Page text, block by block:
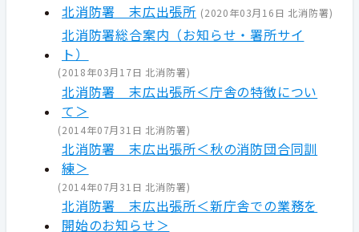
北消防署 末広出張所 (2020年03月16日 北消防署)
北消防署総合案内（お知らせ・署所サイ
ト）
(2018年03月17日 北消防署)
北消防署 末広出張所＜庁舎の特徴につい
て＞
(2014年07月31日 北消防署)
北消防署 末広出張所＜秋の消防団合同訓
練＞
(2014年07月31日 北消防署)
北消防署 末広出張所＜新庁舎での業務を
開始のお知らせ＞